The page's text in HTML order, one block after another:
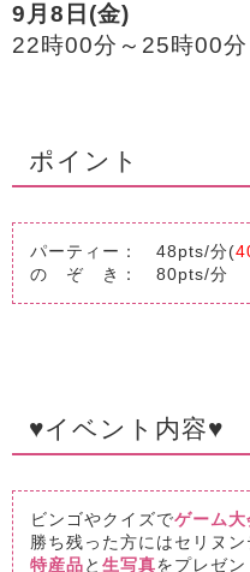
9月8日(金)
22時00分～25時00分
ポイント
パーティー： 48pts/分(
の ぞ き： 80pts/分
♥イベント内容♥
ビンゴやクイズでゲーム大
勝ち残った方にはセリヌ
特産品と 生写真をプレゼン